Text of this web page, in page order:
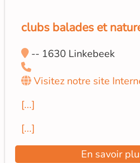
clubs balades et
-- 1630 Linkebeek
Visitez notre site
[...]
[...]
En savoir